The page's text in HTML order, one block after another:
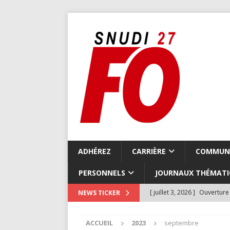
ADHÉREZ CARRIÈRE
PERSONNELS JOURNAUX
NEWS TICKER [ juillet 3, 2026 ]
[ juillet 3, 2026 ]
ACCUEIL 2023 septembre